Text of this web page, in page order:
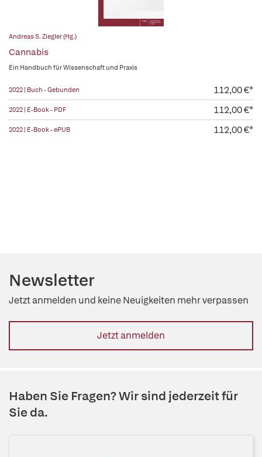
Andreas S. Ziegler (Hg.)
Cannabis
Ein Handbuch für Wissenschaft und Praxis
2022 | Buch - Gebunden 112,00 €*
2022 | E-Book - PDF 112,00 €*
2022 | E-Book - ePUB 112,00 €*
Newsletter
Jetzt anmelden und keine Neuigkeiten mehr verpassen
Jetzt anmelden
Haben Sie Fragen? Wir sind jederzeit für
Sie da.